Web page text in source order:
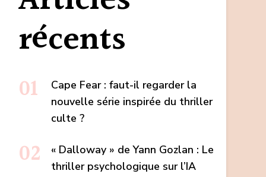
récents
Cape Fear : faut-il regarder la
nouvelle série inspirée du thriller
culte ?
« Dalloway » de Yann Gozlan : Le
thriller psychologique sur l’IA